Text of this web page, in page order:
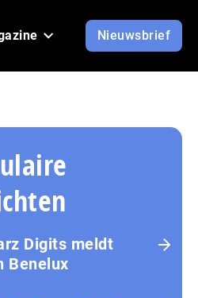
Nieuwsbrief
Digits meldt
Benelux